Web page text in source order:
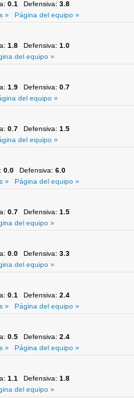
0.1 Defensiva: 3.8
»
Página del equipo »
1.8 Defensiva: 1.0
del equipo »
1.9 Defensiva: 0.7
del equipo »
0.7 Defensiva: 1.5
del equipo »
0.0 Defensiva: 6.0
»
Página del equipo »
0.7 Defensiva: 1.5
del equipo »
0.0 Defensiva: 3.3
del equipo »
0.1 Defensiva: 2.4
»
Página del equipo »
0.5 Defensiva: 2.4
»
Página del equipo »
1.1 Defensiva: 1.8
del equipo »